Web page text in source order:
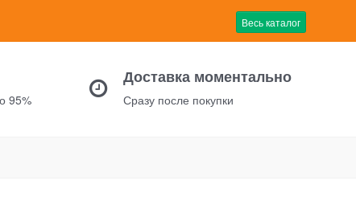
Весь каталог
95%
Доставка моментально
Сразу после покупки